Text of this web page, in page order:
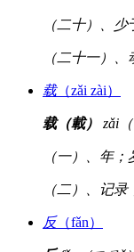
（二十）、少
（二十一）、
载（zǎi zài）
载（載） zǎi（
（一）、年
（二）、记
反 （fǎn）